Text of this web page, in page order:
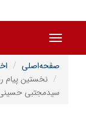
navigation
صفحه‌اصلی
نخستین پیام
سیدمجتبی